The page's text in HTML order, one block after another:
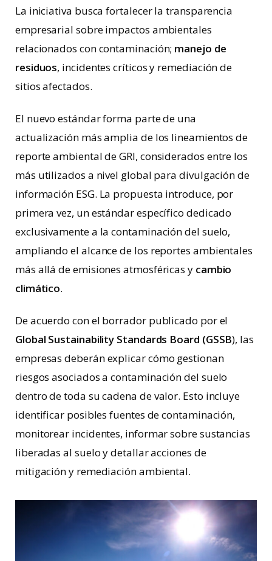
La iniciativa busca fortalecer la transparencia
empresarial sobre impactos ambientales
relacionados con contaminación; manejo de
residuos, incidentes críticos y remediación de
sitios afectados.
El nuevo estándar forma parte de una
actualización más amplia de los lineamientos de
reporte ambiental de GRI, considerados entre los
más utilizados a nivel global para divulgación de
información ESG. La propuesta introduce, por
primera vez, un estándar específico dedicado
exclusivamente a la contaminación del suelo,
ampliando el alcance de los reportes ambientales
más allá de emisiones atmosféricas y cambio
climático.
De acuerdo con el borrador publicado por el
Global Sustainability Standards Board (GSSB), las
empresas deberán explicar cómo gestionan
riesgos asociados a contaminación del suelo
dentro de toda su cadena de valor. Esto incluye
identificar posibles fuentes de contaminación,
monitorear incidentes, informar sobre sustancias
liberadas al suelo y detallar acciones de
mitigación y remediación ambiental.